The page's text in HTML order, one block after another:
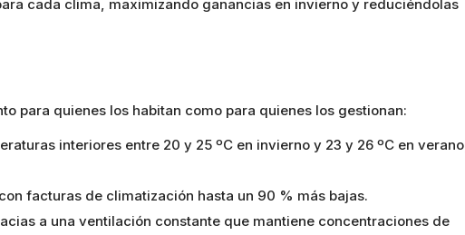
cada clima, maximizando ganancias en invierno y reduciéndolas
para quienes los habitan como para quienes los gestionan:
interiores entre 20 y 25 ºC en invierno y 23 y 26 ºC en verano,
con facturas de climatización hasta un 90 % más bajas.
a una ventilación constante que mantiene concentraciones de